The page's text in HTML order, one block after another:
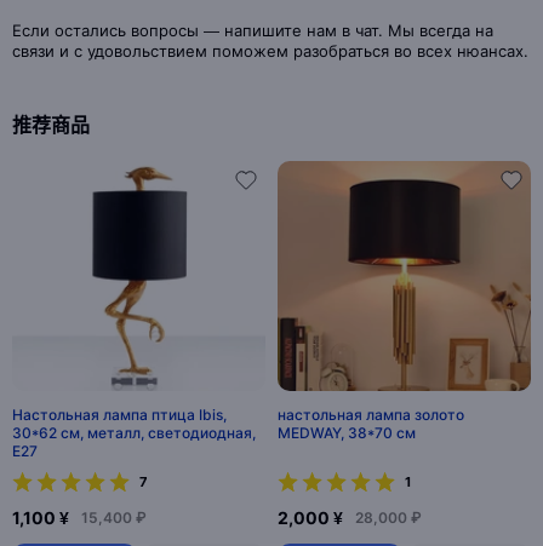
Если остались вопросы — напишите нам в чат. Мы всегда на
связи и с удовольствием поможем разобраться во всех нюансах.
推荐商品
Настольная лампа птица Ibis,
30*62 см, металл, светодиодная,
E27
7
1,100 ¥ 15,400 ₽
настольная лампа золото
MEDWAY, 38*70 см
1
2,000 ¥ 28,000 ₽